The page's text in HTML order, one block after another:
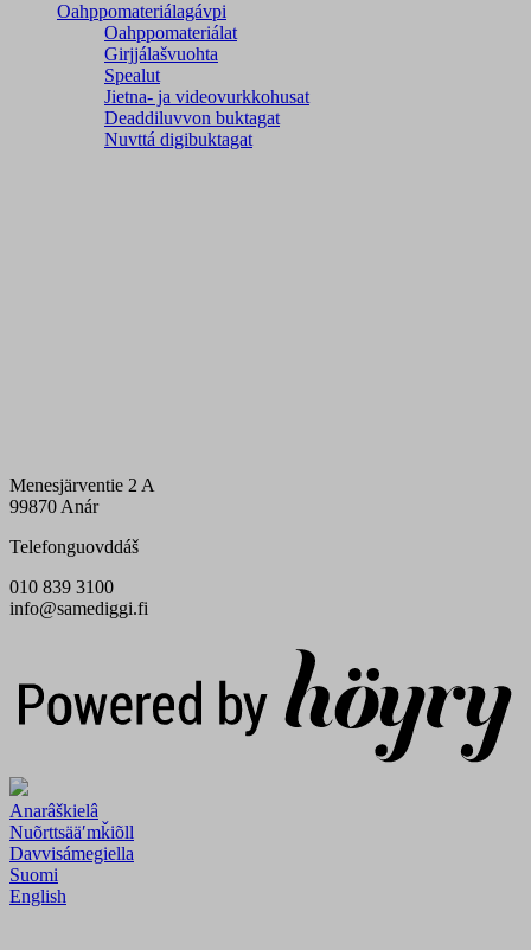
Oahppomateriálagávpi
Oahppomateriálat
Girjjálašvuohta
Spealut
Jietna- ja videovurkkohusat
Deaddiluvvon buktagat
Nuvttá digibuktagat
Menesjärventie 2 A
99870 Anár
Telefonguovddáš
010 839 3100
info@samediggi.fi
Anarâškielâ
Nuõrttsääʹmǩiõll
Davvisámegiella
Suomi
English